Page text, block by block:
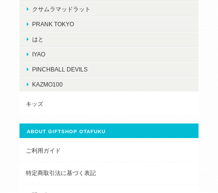
クサムラマッドラット
PRANK TOKYO
はと
IYAO
PINCHBALL DEVILS
KAZMO100
キッズ
ABOUT GIFTSHOP OTAFUKU
ご利用ガイド
特定商取引法に基づく表記